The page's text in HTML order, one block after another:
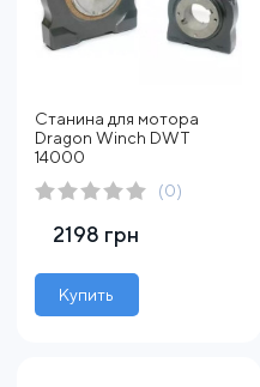
Станина для мотора
Dragon Winch DWT
14000
(0)
2198 грн
Купить